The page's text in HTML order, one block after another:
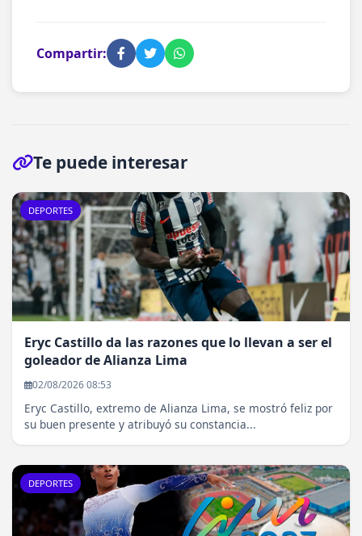
Compartir:
Te puede interesar
DEPORTES
Eryc Castillo da las razones que lo llevan a ser el
goleador de Alianza Lima
02/08/2026 08:53
Eryc Castillo, extremo de Alianza Lima, se mostró feliz por
su buen presente y atribuyó su constancia...
DEPORTES